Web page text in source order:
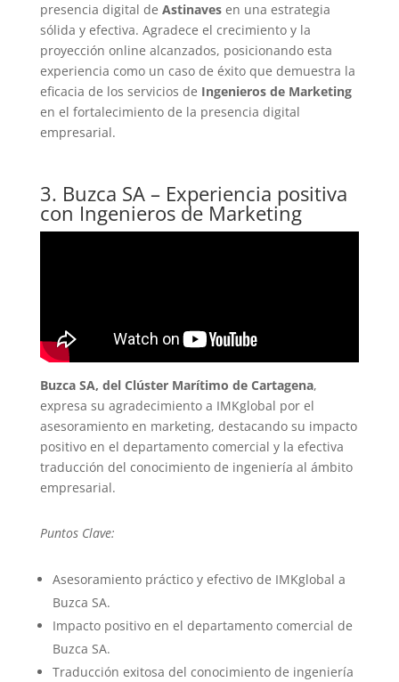
presencia digital de Astinavesen una estrategia
sólida y efectiva. Agradece el crecimiento y la
proyección online alcanzados, posicionando esta
experiencia como un caso de éxito que demuestra la
eficacia de los servicios de Ingenieros de Marketing
en el fortalecimiento de la presencia digital
empresarial.
3. Buzca SA – Experiencia positiva
con Ingenieros de Marketing
Buzca SA, del Clúster Marítimo de Cartagena,
expresa su agradecimiento a IMKglobal por el
asesoramiento en marketing, destacando su impacto
positivo en el departamento comercial y la efectiva
traducción del conocimiento de ingeniería al ámbito
empresarial.
Puntos Clave:
Asesoramiento práctico y efectivo de IMKglobal a
Buzca SA.
Impacto positivo en el departamento comercial de
Buzca SA.
Traducción exitosa del conocimiento de ingeniería